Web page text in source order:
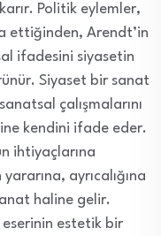
Politik eylemler,
ettiğinden, Arendt’in
ifadesini siyasetin
Siyaset bir sanat
çalışmalarını
kendini ifade eder.
ihtiyaçlarına
ayrıcalığına
haline gelir.
eserinin estetik bir